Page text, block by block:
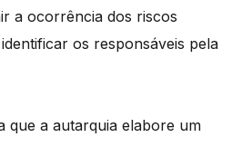
a ocorrência dos riscos
os responsáveis pela
que a autarquia elabore um